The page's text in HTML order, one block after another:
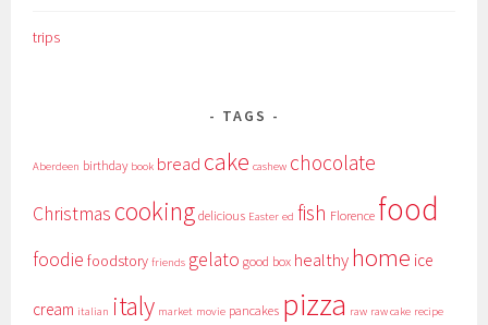
trips
TAGS
Aberdeen birthday book bread cake cashew chocolate
Christmas cooking delicious Easter ed fish Florence food
foodie foodstory friends gelato good box healthyhome ice
cream italian italy market movie pancakes pizza raw raw cake recipe